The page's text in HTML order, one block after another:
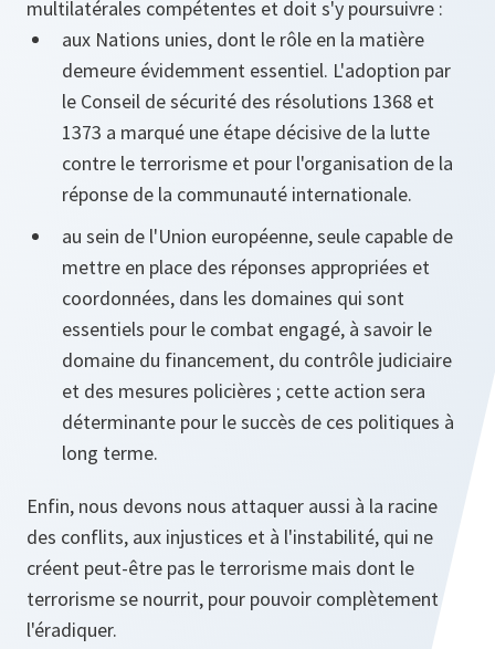
multilatérales compétentes et doit s'y poursuivre :
aux Nations unies, dont le rôle en la matière
demeure évidemment essentiel. L'adoption par
le Conseil de sécurité des résolutions 1368 et
1373 a marqué une étape décisive de la lutte
contre le terrorisme et pour l'organisation de la
réponse de la communauté internationale.
au sein de l'Union européenne, seule capable de
mettre en place des réponses appropriées et
coordonnées, dans les domaines qui sont
essentiels pour le combat engagé, à savoir le
domaine du financement, du contrôle judiciaire
et des mesures policières ; cette action sera
déterminante pour le succès de ces politiques à
long terme.
Enfin, nous devons nous attaquer aussi à la racine
des conflits, aux injustices et à l'instabilité, qui ne
créent peut-être pas le terrorisme mais dont le
terrorisme se nourrit, pour pouvoir complètement
l'éradiquer.